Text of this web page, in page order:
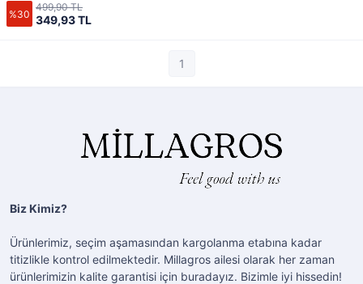
%30 349,93 TL
499,90 TL
1
Biz Kimiz?
Ürünlerimiz, seçim aşamasından kargolanma etabına kadar
titizlikle kontrol edilmektedir. Millagros ailesi olarak her zaman
ürünlerimizin kalite garantisi için buradayız. Bizimle iyi hissedin!